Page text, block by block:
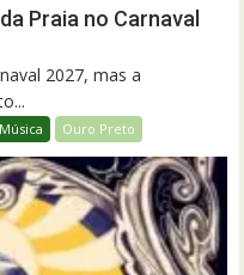
Praia no Carnaval
2027, mas a
Música Ouro Preto